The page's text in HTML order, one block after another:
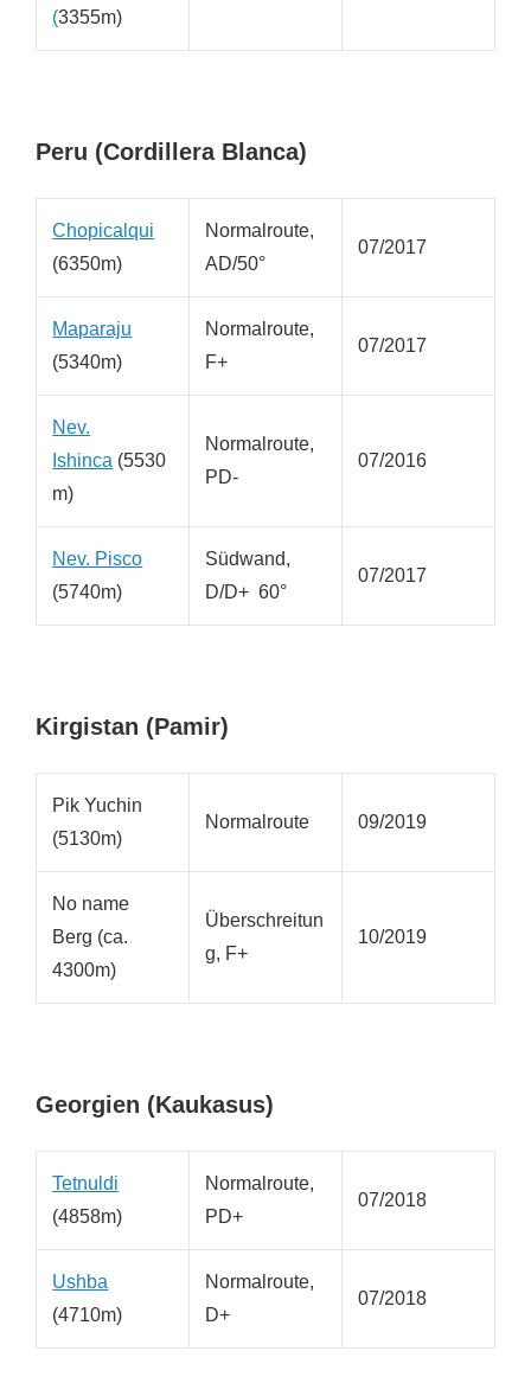
(3355m)
Peru (Cordillera Blanca)
Chopicalqui
(6350m)
Normalroute,
AD/50°
07/2017
Maparaju
(5340m)
Normalroute,
F+
07/2017
Nev.
Ishinca (5530
m)
Normalroute,
PD-
07/2016
Nev. Pisco
(5740m)
Südwand,
D/D+ 60°
07/2017
Kirgistan (Pamir)
Pik Yuchin
(5130m)
Normalroute 09/2019
No name
Berg (ca.
4300m)
Überschreitun
g, F+
10/2019
Georgien (Kaukasus)
Tetnuldi
(4858m)
Normalroute,
PD+
07/2018
Ushba
(4710m)
Normalroute,
D+
07/2018